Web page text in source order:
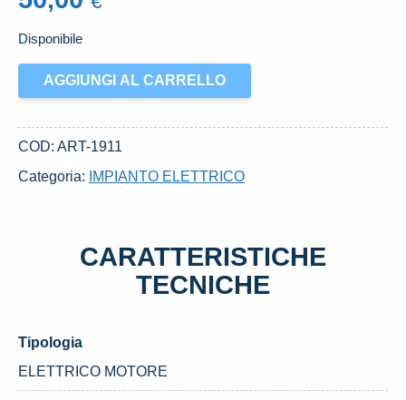
Disponibile
ALTERNATORE
USATO
1999
ROMEO
AGGIUNGI AL CARRELLO
COD: ART-1911
Categoria:
IMPIANTO ELETTRICO
CARATTERISTICHE
TECNICHE
Tipologia
ELETTRICO MOTORE